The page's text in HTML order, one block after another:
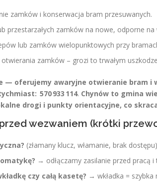
zamków i konserwacja bram przesuwanych.
przestarzałych zamków na nowe, odporne na
lub zamków wielopunktowych przy
zamków – grozi to trwałym
— oferujemy awaryjne otwieranie bram i
570 933 114. Chynów to gmina
drogi i punkty orientacyjne, co
wezwaniem (krótki
(złamany klucz, włamanie, brak
→ odłączamy zasilanie przed pracą
czy całą kasetę? → wkładka =